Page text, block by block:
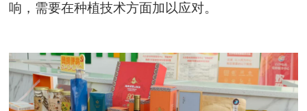
响，需要在种植技术方面加以应对。